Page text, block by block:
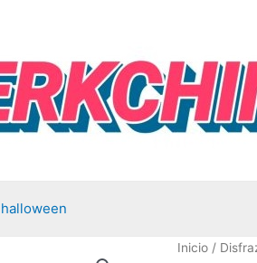
Inicio /